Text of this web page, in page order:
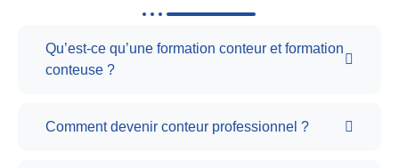
Qu’est-ce qu’une formation conteur et formation
conteuse ?
Comment devenir conteur professionnel ?